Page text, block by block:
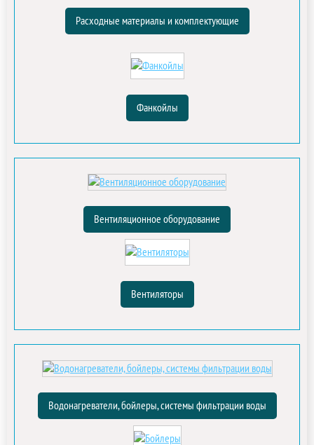
Расходные материалы и комплектующие
Фанкойлы
Вентиляционное оборудование
Вентиляторы
Водонагреватели, бойлеры, системы фильтрации воды